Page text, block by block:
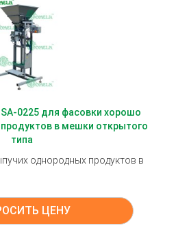
0225 для фасовки хорошо
в мешки открытого
типа
однородных продуктов в
ЦЕНУ